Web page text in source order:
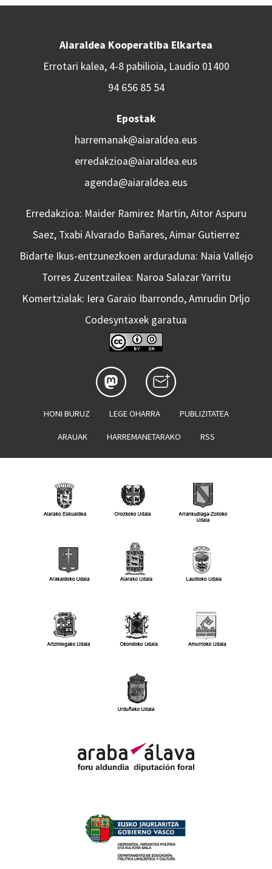
Aiaraldea Kooperatiba Elkartea
Errotari kalea, 4-8 pabilioia, Laudio 01400
94 656 85 54
Epostak
harremanak@aiaraldea.eus
erredakzioa@aiaraldea.eus
agenda@aiaraldea.eus
Erredakzioa: Maider Ramirez Martin, Aitor Aspuru
Saez, Txabi Alvarado Bañares, Aimar Gutierrez
Bidarte Ikus-entzunezkoen arduraduna: Naia Vallejo
Torres Zuzentzailea: Naroa Salazar Yarritu
Komertzialak: Iera Garaio Ibarrondo, Amrudin Drljo
Codesyntaxek garatua
HONI BURUZ LEGE OHARRA PUBLIZITATEA
ARAUAK HARREMANETARAKO RSS